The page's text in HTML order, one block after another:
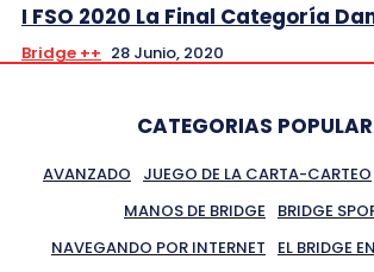
I FSO 2020 La Final Categoría
Bridge ++ 28 Junio, 2020
CATEGORIAS
AVANZADO JUEGO DE LA CARTA-CARTEO
MANOS DE BRIDGE
BRIDGE
NAVEGANDO POR INTERNET
EL BRIDGE